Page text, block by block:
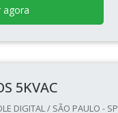
agora
5KVAC
DIGITAL / SÃO PAULO - SP